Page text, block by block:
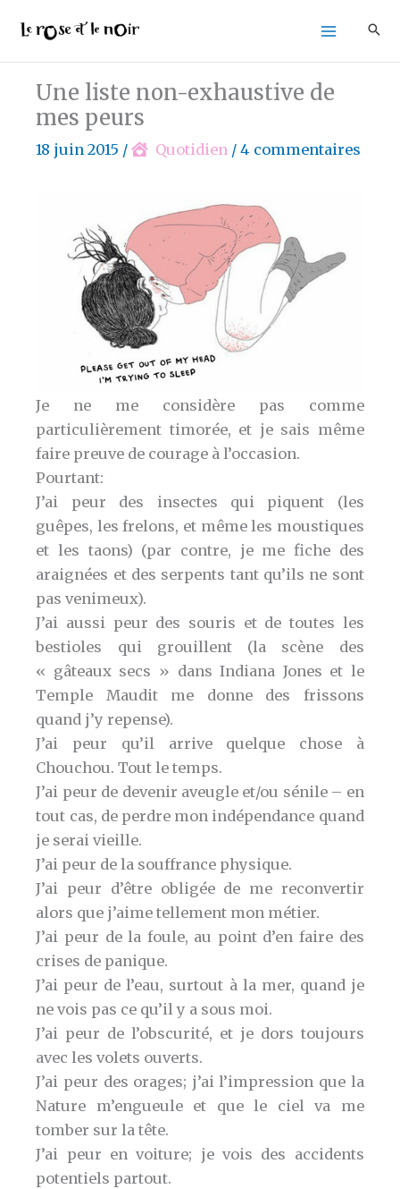
contenu
Une liste non-exhaustive de
mes peurs
18 juin 2015 / Quotidien/ 4 commentaires
Je ne me considère pas comme
particulièrement timorée, et je sais même
faire preuve de courage à l’occasion.
Pourtant:
J’ai peur des insectes qui piquent (les
guêpes, les frelons, et même les moustiques
et les taons) (par contre, je me fiche des
araignées et des serpents tant qu’ils ne sont
pas venimeux).
J’ai aussi peur des souris et de toutes les
bestioles qui grouillent (la scène des
« gâteaux secs » dans Indiana Jones et le
Temple Maudit me donne des frissons
quand j’y repense).
J’ai peur qu’il arrive quelque chose à
Chouchou. Tout le temps.
J’ai peur de devenir aveugle et/ou sénile – en
tout cas, de perdre mon indépendance quand
je serai vieille.
J’ai peur de la souffrance physique.
J’ai peur d’être obligée de me reconvertir
alors que j’aime tellement mon métier.
J’ai peur de la foule, au point d’en faire des
crises de panique.
J’ai peur de l’eau, surtout à la mer, quand je
ne vois pas ce qu’il y a sous moi.
J’ai peur de l’obscurité, et je dors toujours
avec les volets ouverts.
J’ai peur des orages; j’ai l’impression que la
Nature m’engueule et que le ciel va me
tomber sur la tête.
J’ai peur en voiture; je vois des accidents
potentiels partout.